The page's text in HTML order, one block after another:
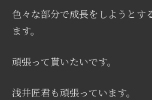
色々な部分で成長をしようとす
ます。
頑張って貰いたいです。
浅井匠君も頑張っています。